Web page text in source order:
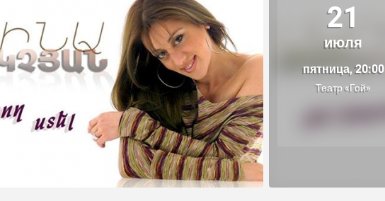
21
июля
пятница, 20:00
Театр «Гой»